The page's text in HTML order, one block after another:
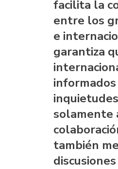
facilita la
entre los
e
garantiza
solamente
también